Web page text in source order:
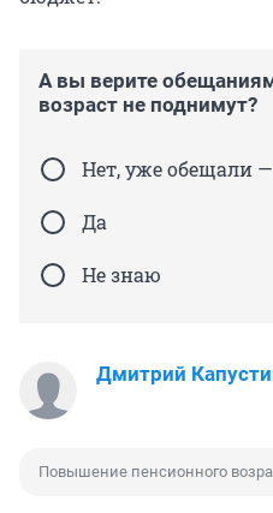
А вы верите
возраст не поднимут?
Нет, уже обещали
Да
Не знаю
Дмитрий
Повышение пенсионного